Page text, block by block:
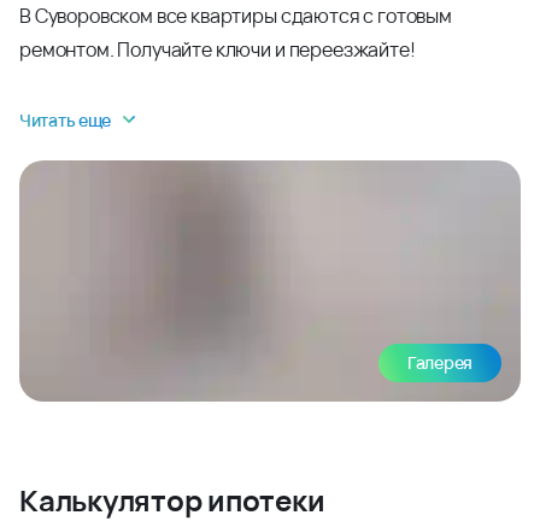
В Суворовском все квартиры сдаются с готовым
ремонтом. Получайте ключи и переезжайте!
Читать еще
Галерея
Калькулятор ипотеки